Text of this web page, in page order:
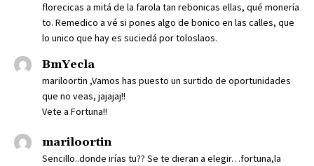
florecicas a mitá de la farola tan rebonicas ellas, qué monería
to. Remedico a vé si pones algo de bonico en las calles, que
lo unico que hay es suciedá por toloslaos.
BmYecla
mariloortin ,Vamos has puesto un surtido de oportunidades
que no veas, jajajaj!!
Vete a Fortuna!!
mariloortin
Sencillo..donde irías tu?? Se te dieran a elegir…fortuna,la